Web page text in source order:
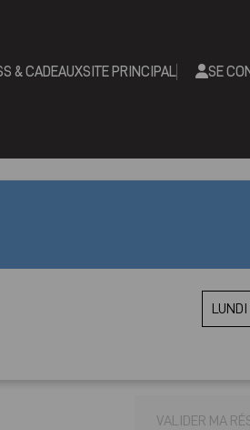
& CADEAUXSITE PRINCIPAL SE
VALIDER MA